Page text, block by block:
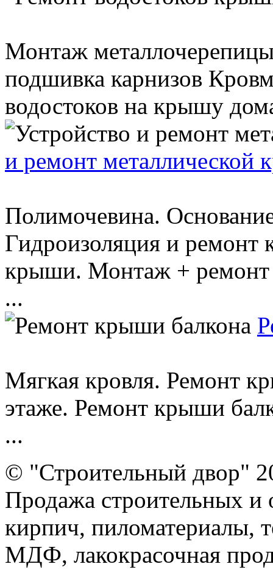
Монтаж
подшивка карнизов
водостоков на крышу
и ремонт металлической
Полимочевина.
Гидроизоляция и ремонт
крыши. Монтаж + ремонт
...
Мягкая кровля. Ремонт
этаже. Ремонт крыши
...
© "Строительный двор"
Продажа строительных и
кирпич, пиломатериалы,
МДФ, лакокрасочная